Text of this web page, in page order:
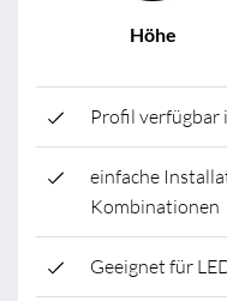
Höhe
Profil verfügbar
einfache
Kombinationen
Geeignet für